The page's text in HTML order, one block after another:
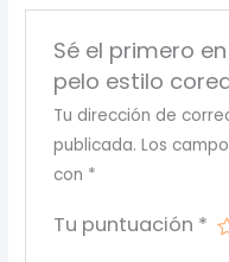
Sé el primero
pelo estilo
Tu dirección de
publicada. Los
con *
Tu puntuación *